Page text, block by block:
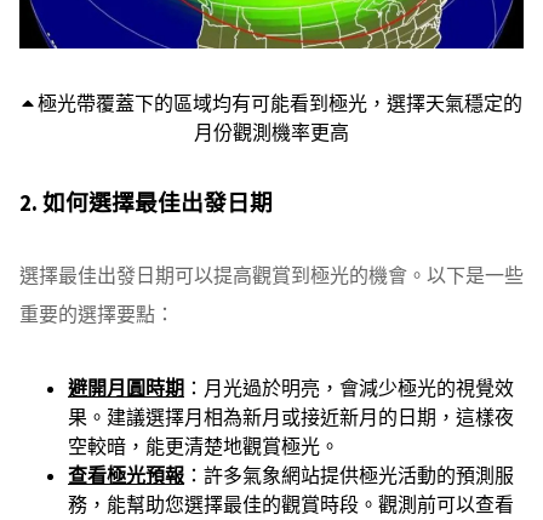
極光帶覆蓋下的區域均有可能看到極光，選擇天氣穩定的
月份觀測機率更高
2. 如何選擇最佳出發日期
選擇最佳出發日期可以提高觀賞到極光的機會。以下是一些
重要的選擇要點：
避開月圓時期 ：月光過於明亮，會減少極光的視覺效
果。建議選擇月相為新月或接近新月的日期，這樣夜
空較暗，能更清楚地觀賞極光。
查看極光預報 ：許多氣象網站提供極光活動的預測服
務，能幫助您選擇最佳的觀賞時段。觀測前可以查看